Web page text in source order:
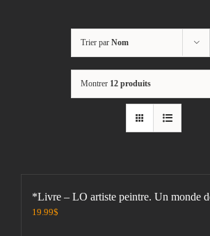
Trier par Nom
Montrer 12 produits
*Livre – LO artiste peintre. Un monde
19.99$